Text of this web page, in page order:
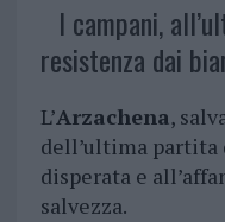
I campani,
resistenza dai
L’Arzachena,
dell’ultima partita
disperata e
salvezza.